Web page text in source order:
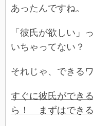
あったんですね。
「彼氏が欲しい」
いちゃってない？
それじゃ、できる
すぐに彼氏ができ
ら！ まずはできる